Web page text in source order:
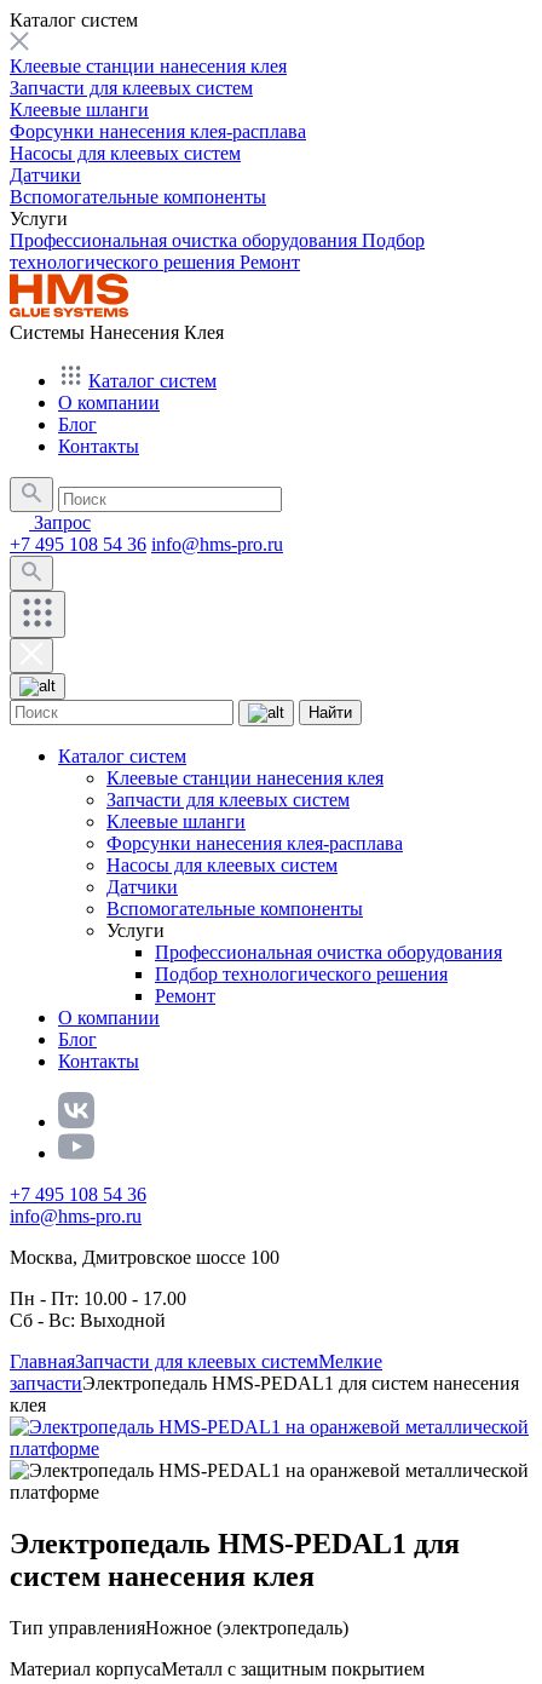
Каталог систем
Клеевые станции нанесения клея
Запчасти для клеевых систем
Клеевые шланги
Форсунки нанесения клея-расплава
Насосы для клеевых систем
Датчики
Вспомогательные компоненты
Услуги
Профессиональная очистка оборудования Подбор
технологического решения Ремонт
Системы Нанесения Клея
Каталог систем
О компании
Блог
Контакты
Запрос
+7 495 108 54 36 info@hms-pro.ru
Найти
Каталог систем
Клеевые станции нанесения клея
Запчасти для клеевых систем
Клеевые шланги
Форсунки нанесения клея-расплава
Насосы для клеевых систем
Датчики
Вспомогательные компоненты
Услуги
Профессиональная очистка оборудования
Подбор технологического решения
Ремонт
О компании
Блог
Контакты
+7 495 108 54 36
info@hms-pro.ru
Москва, Дмитровское шоссе 100
Пн - Пт: 10.00 - 17.00
Сб - Вс: Выходной
ГлавнаяЗапчасти для клеевых системМелкие
запчастиЭлектропедаль HMS-PEDAL1 для систем нанесения
клея
Электропедаль HMS-PEDAL1 для
систем нанесения клея
Тип управленияНожное (электропедаль)
Материал корпусаМеталл с защитным покрытием